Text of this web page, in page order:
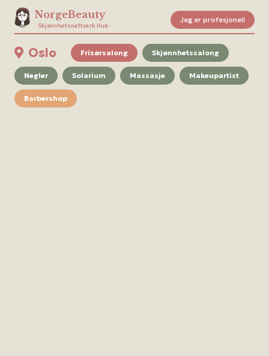
NorgeBeauty
· Skjønnhetsnettverk Hub ·
Jeg er profesjonell
Oslo Frisørsalong Skjønnhetssalong
Negler Solarium Massasje Makeupartist
Barbershop